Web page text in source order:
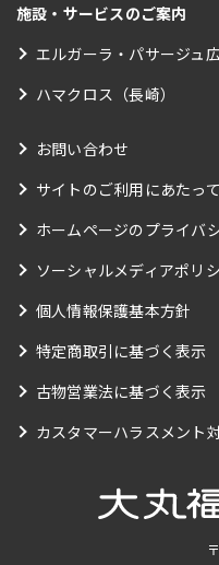
施設・サービスのご案内
エルガーラ・パサージュ
ハマクロス（長崎）
お問い合わせ
サイトのご利用にあたって
ホームページのプライバ
ソーシャルメディアポリ
個人情報保護基本方針
特定商取引に基づく表示
古物営業法に基づく表示
カスタマーハラスメント